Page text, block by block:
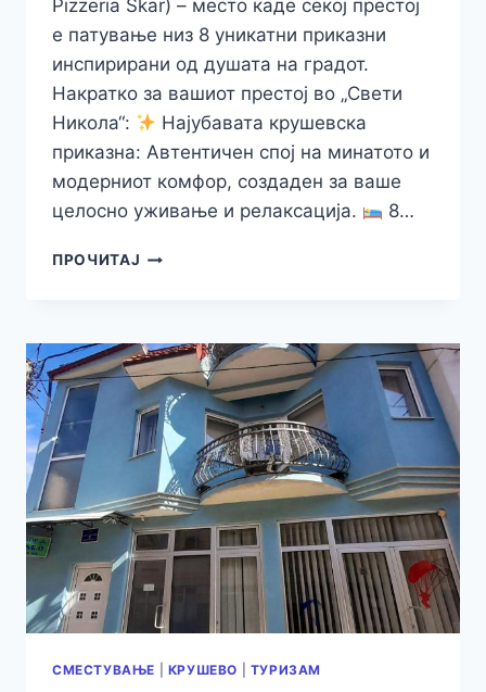
Pizzeria Skar) – место каде секој престој
е патување низ 8 уникатни приказни
инспирирани од душата на градот.
Накратко за вашиот престој во „Свети
Никола“:
Најубавата крушевска
приказна: Автентичен спој на минатото и
модерниот комфор, создаден за ваше
целосно уживање и релаксација.
8…
ПРОЧИТАЈ СВЕТИ
ХОТЕЛ
:
ТРАДИЦИЈА
СО
МОДЕРЕН
ПОТПИС
ВО
СРЦЕТО
НА
КРУШЕВО
СМЕСТУВАЊЕ КРУШЕВО ТУРИЗАМ